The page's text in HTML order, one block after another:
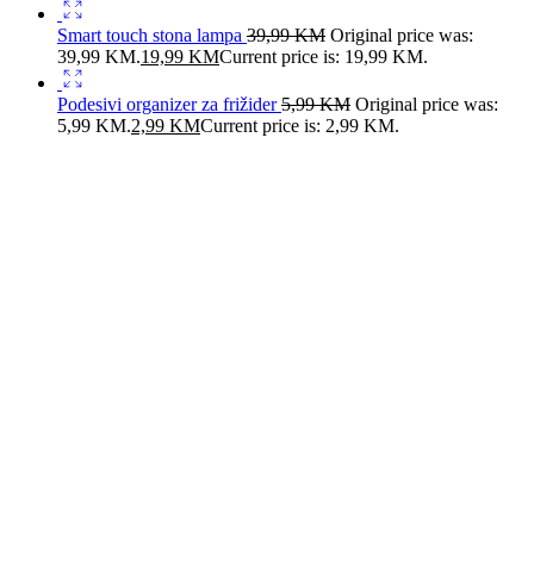
Smart touch stona lampa 39,99KM Original price was:
39,99 KM.19,99 KMCurrent price is: 19,99 KM.
Podesivi organizer za frižider5,99KM Original price was:
5,99 KM.2,99 KMCurrent price is: 2,99 KM.